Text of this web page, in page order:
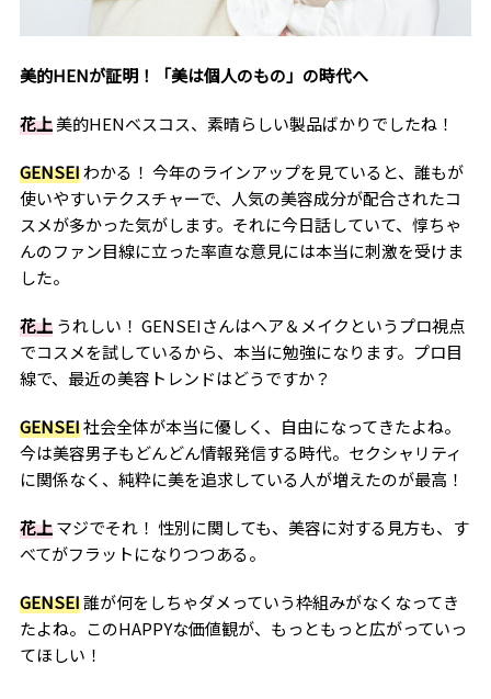
美的HENが証明！「美は個人のもの」の時代へ
花上美的HENベスコス、素晴らしい製品ばかりでしたね！
GENSEIわかる！ 今年のラインアップを見ていると、誰もが
使いやすいテクスチャーで、人気の美容成分が配合されたコ
スメが多かった気がします。それに今日話していて、惇ちゃ
んのファン目線に立った率直な意見には本当に刺激を受けま
した。
花上うれしい！ GENSEIさんはヘア＆メイクというプロ視点
でコスメを試しているから、本当に勉強になります。プロ目
線で、最近の美容トレンドはどうですか？
GENSEI社会全体が本当に優しく、自由になってきたよね。
今は美容男子もどんどん情報発信する時代。セクシャリティ
に関係なく、純粋に美を追求している人が増えたのが最高！
花上マジでそれ！ 性別に関しても、美容に対する見方も、す
べてがフラットになりつつある。
GENSEI誰が何をしちゃダメっていう枠組みがなくなってき
たよね。このHAPPYな価値観が、もっともっと広がっていっ
てほしい！